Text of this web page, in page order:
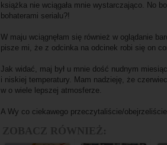
książka nie wciągała mnie wystarczająco. No
bohaterami serialu?!
W maju wciągnęłam się również w oglądanie
pisze mi, że z odcinka na odcinek robi się on
Jak widać, maj był u mnie dość nudnym
i niskiej temperatury. Mam nadzieję, że
w o wiele lepszej atmosferze.
A Wy co ciekawego przeczytaliście/obejrzeliście